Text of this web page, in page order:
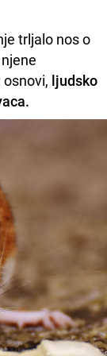
trljalo nos o
ljudsko